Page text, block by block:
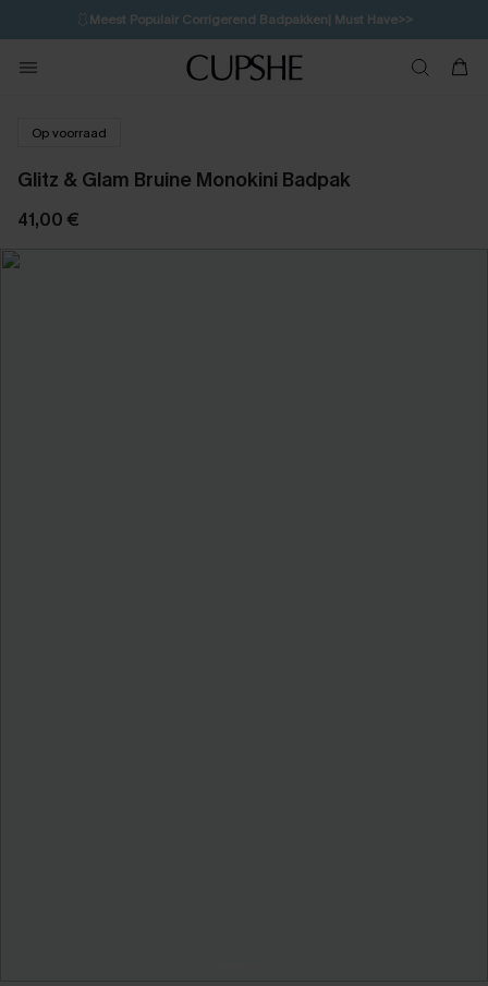
🩱Meest Populair Corrigerend Badpakken| Must Have>>
💌Abonneer je & ontvang tot 15% korting>>
Koop 3, krijg 15% korting | CODE: SW15
Op voorraad
Glitz & Glam Bruine Monokini Badpak
41,00 €